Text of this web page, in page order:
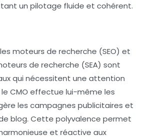
un pilotage fluide et cohérent.
moteurs de recherche (SEO) et
de recherche (SEA) sont
qui nécessitent une attention
le CMO effectue lui-même les
les campagnes publicitaires et
blog. Cette polyvalence permet
et réactive aux